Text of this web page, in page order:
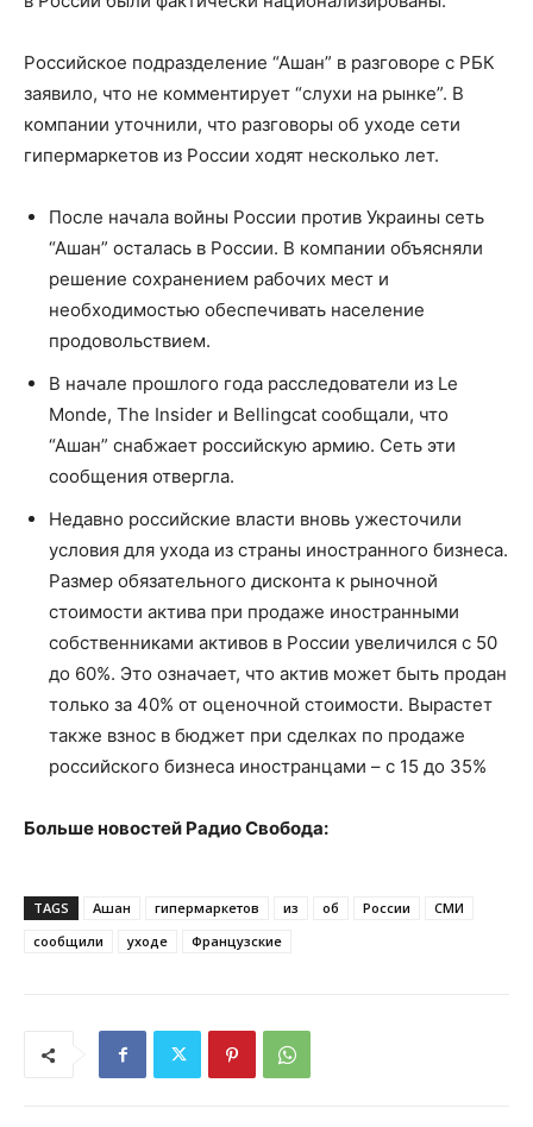
Российское подразделение “Ашан” в разговоре с РБК
заявило, что не комментирует “слухи на рынке”. В
компании уточнили, что разговоры об уходе сети
гипермаркетов из России ходят несколько лет.
После начала войны России против Украины сеть
“Ашан” осталась в России. В компании объясняли
решение сохранением рабочих мест и
необходимостью обеспечивать население
продовольствием.
В начале прошлого года расследователи из Le
Monde, The Insider и Bellingcat сообщали, что
“Ашан” снабжает российскую армию. Сеть эти
сообщения отвергла.
Недавно российские власти вновь ужесточили
условия для ухода из страны иностранного бизнеса.
Размер обязательного дисконта к рыночной
стоимости актива при продаже иностранными
собственниками активов в России увеличился с 50
до 60%. Это означает, что актив может быть продан
только за 40% от оценочной стоимости. Вырастет
также взнос в бюджет при сделках по продаже
российского бизнеса иностранцами – с 15 до 35%
Больше новостей Радио Свобода:
TAGS Ашан гипермаркетов из об России
СМИ
сообщили
уходе Французские